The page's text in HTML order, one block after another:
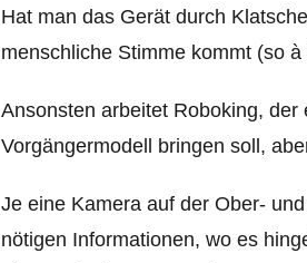
Hat man das Gerät durch
menschliche Stimme kommt (so à
Ansonsten arbeitet Roboking,
Vorgängermodell bringen soll,
Je eine Kamera auf der Ober-
nötigen Informationen, wo es